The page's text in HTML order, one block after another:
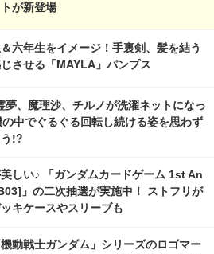
が新登場
＆六年生をイメージ！手裏剣、髪を結う
させる「MAYLA」パンプス
夢、魔理沙、チルノが洗濯ネットになっ
中でぐるぐる回転し続ける姿を思わず
う!?
しい♪ 「ガンダムカードゲーム 1st An
」の二次抽選が実施中！ ストフリが
キケースやスリーブも
動戦士ガンダム」シリーズのロゴマー